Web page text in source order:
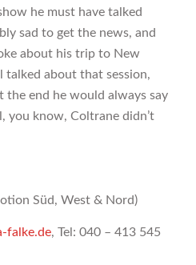
he must have talked
sad to get the news, and
about his trip to New
talked about that session,
the end he would always say
you know, Coltrane didn’t
Süd, West & Nord)
falke.de, Tel: 040 – 413 545